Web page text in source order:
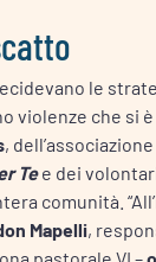
le
violenze che si
, dell’associazione
Tee dei
comunità.
Mapelli,